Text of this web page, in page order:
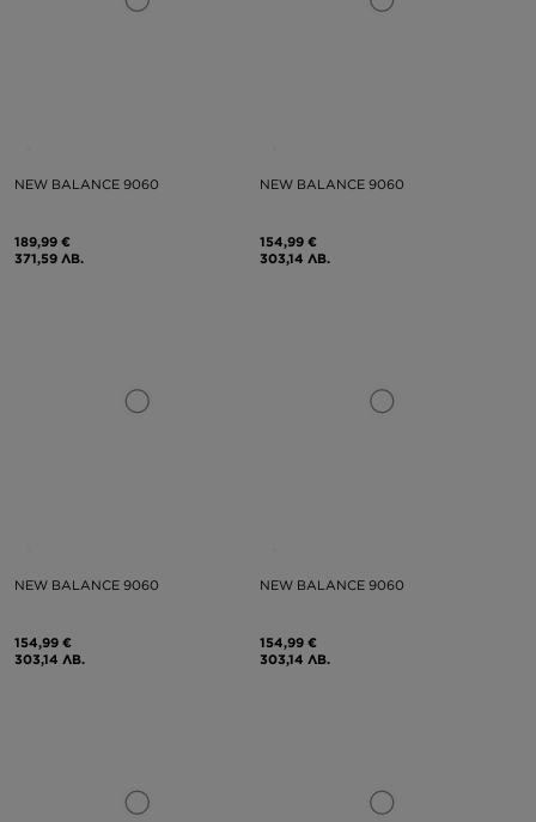
NEW BALANCE 9060
189,99 €
371,59 ЛВ.
NEW BALANCE 9060
154,99 €
303,14 ЛВ.
NEW BALANCE 9060
154,99 €
303,14 ЛВ.
NEW BALANCE 9060
154,99 €
303,14 ЛВ.